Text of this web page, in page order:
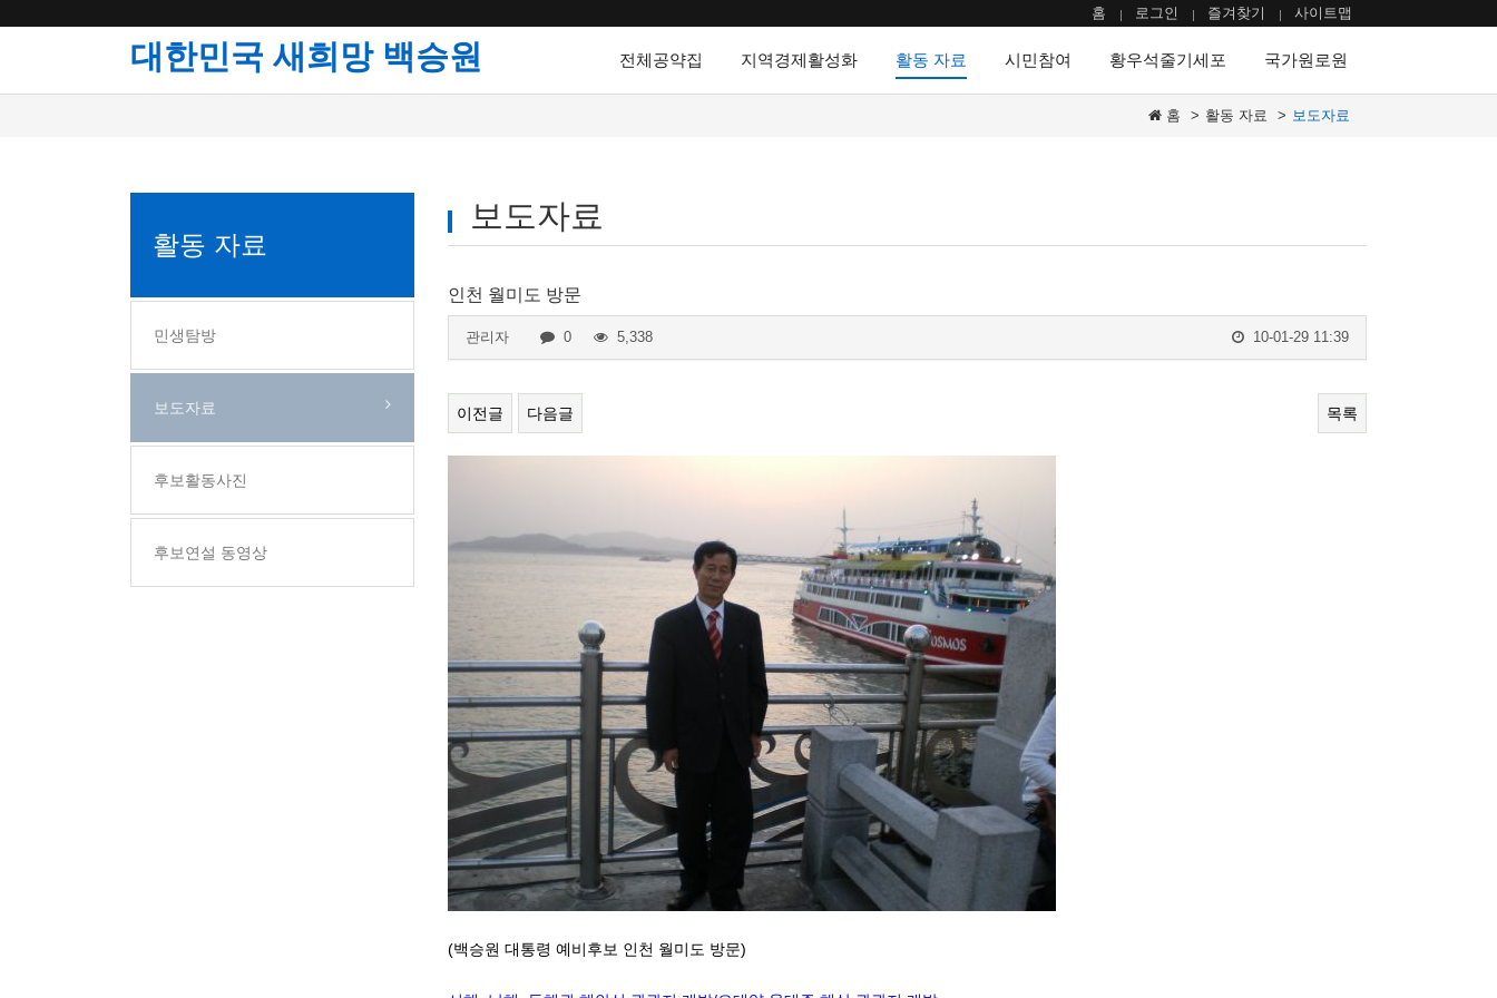
홈 로그인 즐겨찾기 사이트맵
대한민국 새희망 백승원 전체공약집 지역경제활성화 활동 자료 시민참여 황우석줄기세포 국가원로원
홈 활동 자료 보도자료
활동 자료
민생탐방
보도자료
후보활동사진
후보연설 동영상
보도자료
인천 월미도 방문
관리자 0 5,338 10-01-29 11:39
이전글 다음글 목록
(백승원 대통령 예비후보 인천 월미도 방문)